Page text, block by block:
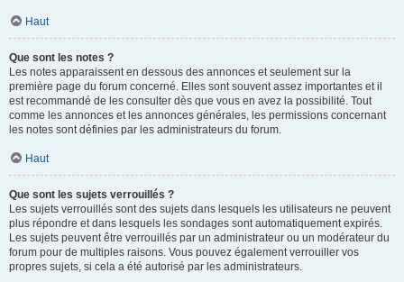
Haut
Que sont les notes ?
Les notes apparaissent en dessous des annonces et seulement sur la
première page du forum concerné. Elles sont souvent assez importantes et il
est recommandé de les consulter dès que vous en avez la possibilité. Tout
comme les annonces et les annonces générales, les permissions concernant
les notes sont définies par les administrateurs du forum.
Haut
Que sont les sujets verrouillés ?
Les sujets verrouillés sont des sujets dans lesquels les utilisateurs ne peuvent
plus répondre et dans lesquels les sondages sont automatiquement expirés.
Les sujets peuvent être verrouillés par un administrateur ou un modérateur du
forum pour de multiples raisons. Vous pouvez également verrouiller vos
propres sujets, si cela a été autorisé par les administrateurs.